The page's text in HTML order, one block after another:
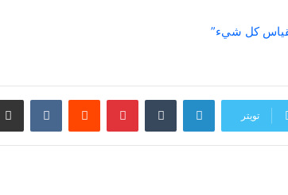
مقياس كل شيء”
تويتر
لينكدإن بينتيريست